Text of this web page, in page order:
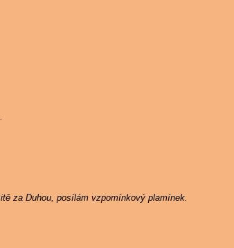
za Duhou, posílám vzpomínkový plamínek.